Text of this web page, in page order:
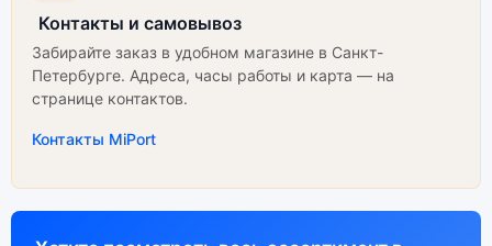
Контакты и самовывоз
Забирайте заказ в удобном магазине в Санкт-
Петербурге. Адреса, часы работы и карта — на
странице контактов.
Контакты MiPort